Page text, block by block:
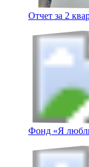
Отчет за 2
Фонд «Я